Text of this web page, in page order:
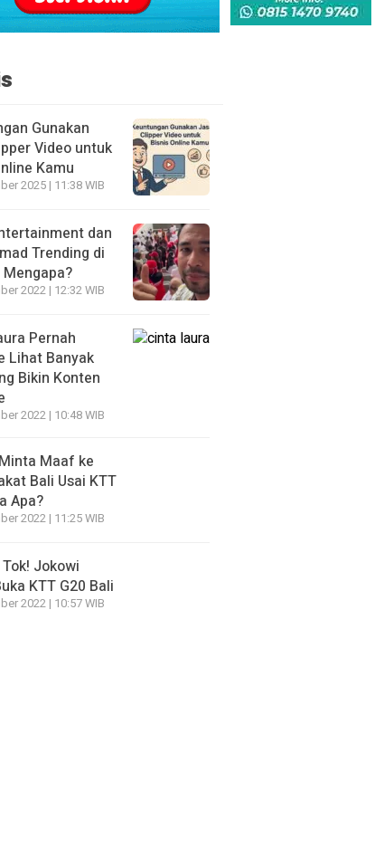
Gunakan
Video untuk
Kamu
2025 | 11:38 WIB
dan
Trending di
2022 | 12:32 WIB
Pernah
Lihat Banyak
Bikin Konten
2022 | 10:48 WIB
Maaf ke
Bali Usai KTT
Apa?
2022 | 11:25 WIB
Jokowi
KTT G20 Bali
2022 | 10:57 WIB